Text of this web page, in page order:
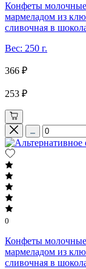
Конфеты молочные
мармеладом из
сливочная в
Вес: 250 г.
366 ₽
253 ₽
0
Конфеты молочные
мармеладом из
сливочная в